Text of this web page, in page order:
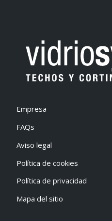
Empresa
FAQs
Aviso legal
Política de cookies
Política de privacidad
Mapa del sitio